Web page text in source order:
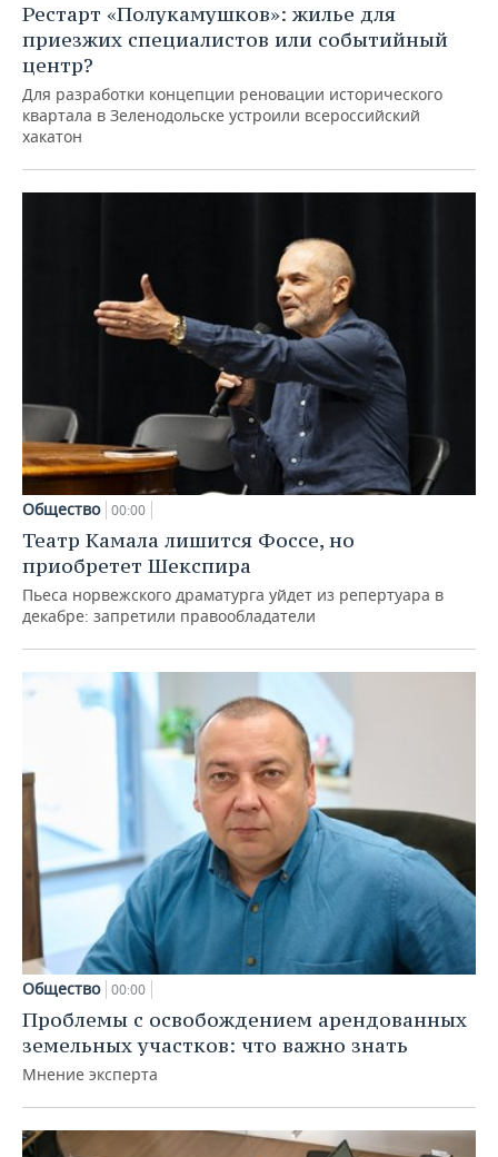
Рестарт «Полукамушков»: жилье для
приезжих специалистов или событийный
центр?
Для разработки концепции реновации исторического
квартала в Зеленодольске устроили всероссийский
хакатон
Общество 00:00
Театр Камала лишится Фоссе, но
приобретет Шекспира
Пьеса норвежского драматурга уйдет из репертуара в
декабре: запретили правообладатели
Общество 00:00
Проблемы с освобождением арендованных
земельных участков: что важно знать
Мнение эксперта